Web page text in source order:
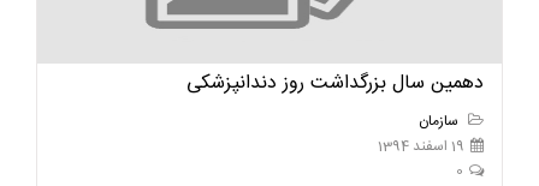
دهمین سال بزرگداشت روز دندانپزشکی
سازمان
19 اسفند 1394
0